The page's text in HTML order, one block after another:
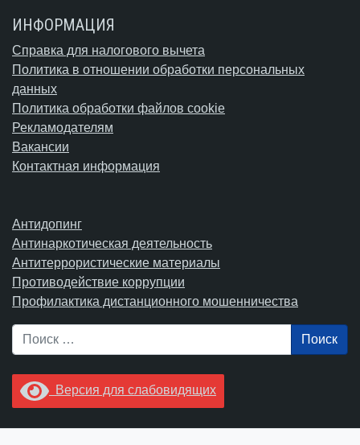
ИНФОРМАЦИЯ
Справка для налогового вычета
Политика в отношении обработки персональных
данных
Политика обработки файлов cookie
Рекламодателям
Вакансии
Контактная информация
Антидопинг
Антинаркотическая деятельность
Антитеррористические материалы
Противодействие коррупции
Профилактика дистанционного мошенничества
Поиск
Версия для слабовидящих